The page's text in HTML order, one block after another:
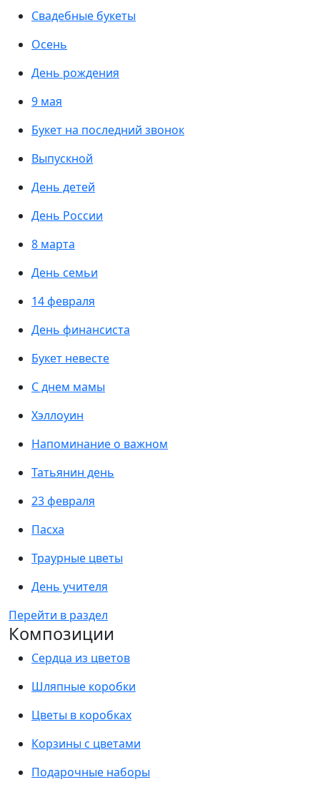
Свадебные букеты
Осень
День рождения
9 мая
Букет на последний звонок
Выпускной
День детей
День России
8 марта
День семьи
14 февраля
День финансиста
Букет невесте
С днем мамы
Хэллоуин
Напоминание о важном
Татьянин день
23 февраля
Пасха
Траурные цветы
День учителя
Перейти в раздел
Композиции
Сердца из цветов
Шляпные коробки
Цветы в коробках
Корзины с цветами
Подарочные наборы